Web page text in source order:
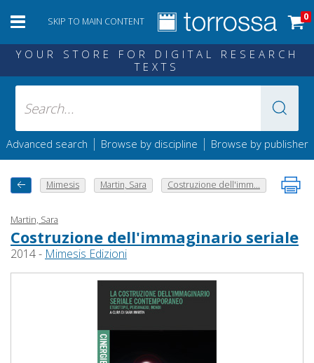
SKIP TO MAIN CONTENT 0
YOUR STORE FOR DIGITAL RESEARCH
TEXTS
Advanced search | Browse by discipline | Browse by publisher
Mimesis Martin, Sara Costruzione dell'imm...
Martin, Sara
Costruzione dell'immaginario seriale
2014 - Mimesis Edizioni